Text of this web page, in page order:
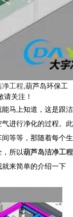
工程,葫芦岛环保工
关注！
马上知道，这是跟洁
进行净化的过程。此
等等，那随着每个生
所以葫芦岛洁净工程
来简单的介绍一下